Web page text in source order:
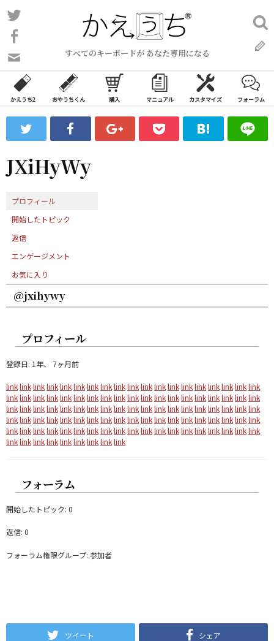
コ
ン
ン
ツ
ス
ッ
プ
すべてのキーボードが あなた専用になる
い
合
わ
フ
ォ
ム
検
索:
かえうち2 おやうちくん 購入 マニュアル カスタマイズ フォーラム
JXiHyWy
プロフィール
開始したトピック
返信
エンゲージメント
お気に入り
@jxihywy
プロフィール
登録日: 1年、 7ヶ月前
linklinklinklinklinklinklinklinklinklinklinklinklinklinklinklinklinklinklink
linklinklinklinklinklinklinklinklinklinklinklinklinklinklinklinklinklinklink
linklinklinklinklinklinklinklinklinklinklinklinklinklinklinklinklinklinklink
linklinklinklinklinklinklinklinklinklinklinklinklinklinklinklinklinklinklink
linklinklinklinklinklinklinklinklinklinklinklinklinklinklinklinklinklinklink
linklinklinklinklinklinklinklinklink
フォーラム
開始したトピック: 0
返信: 0
フォーラム権限グループ: 参加者
ツイート シェア